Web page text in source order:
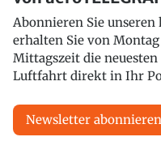
Abonnieren Sie
erhalten Sie von
Mittagszeit die
Luftfahrt direkt in Ihr
Newsletter abonnieren